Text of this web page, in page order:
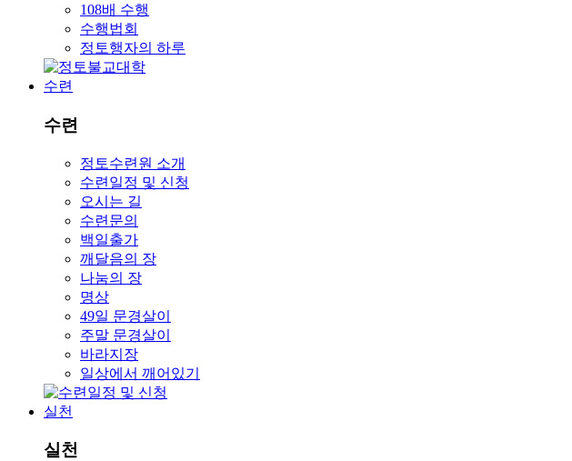
108배 수행
수행법회
정토행자의 하루
수련
수련
정토수련원 소개
수련일정 및 신청
오시는 길
수련문의
백일출가
깨달음의 장
나눔의 장
명상
49일 문경살이
주말 문경살이
바라지장
일상에서 깨어있기
실천
실천